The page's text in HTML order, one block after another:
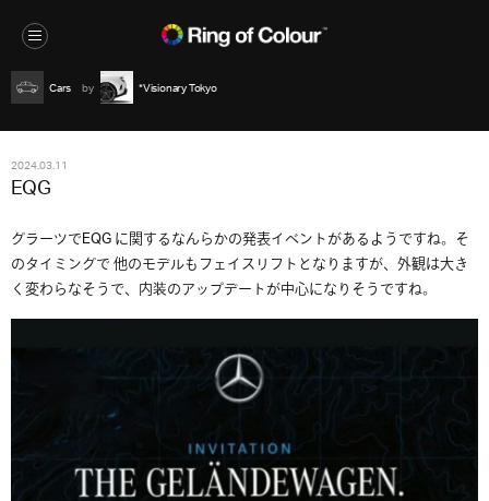
Cars *Visionary Tokyo
2024.03.11
EQG
グラーツでEQG に関するなんらかの発表イベントがあるようですね。そ
のタイミングで 他のモデルもフェイスリフトとなりますが、外観は大き
く変わらなそうで、内装のアップデートが中心になりそうですね。